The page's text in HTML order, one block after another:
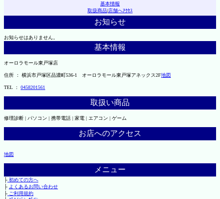
基本情報
取扱商品|店舗へｱｸｾｽ
お知らせ
お知らせはありません。
基本情報
オーロラモール東戸塚店
住所 ： 横浜市戸塚区品濃町536-1 オーロラモール東戸塚アネックス2F地図
TEL ： 0458201561
取扱い商品
修理診断 | パソコン | 携帯電話 | 家電 | エアコン | ゲーム
お店へのアクセス
地図
メニュー
├初めての方へ
├ よくあるお問い合わせ
├ご利用規約